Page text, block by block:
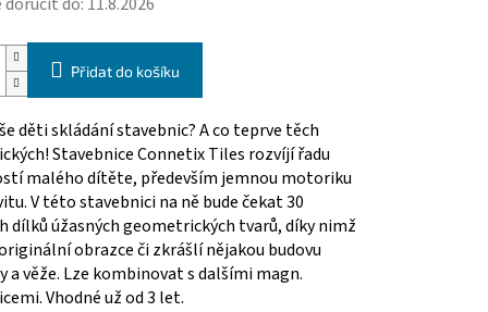
doručit do: 11.8.2026
Přidat do košíku
děti skládání stavebnic? A co teprve těch
Stavebnice Connetix Tiles rozvíjí řadu
malého dítěte, především jemnou motoriku
V této stavebnici na ně bude čekat 30
dílků úžasných geometrických tvarů, díky nimž
obrazce či zkrášlí nějakou budovu
a věže. Lze kombinovat s dalšími magn.
Vhodné už od 3 let.